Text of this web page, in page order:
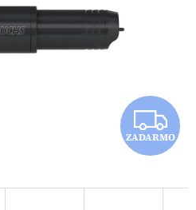
Z
A
D
ZADARMO